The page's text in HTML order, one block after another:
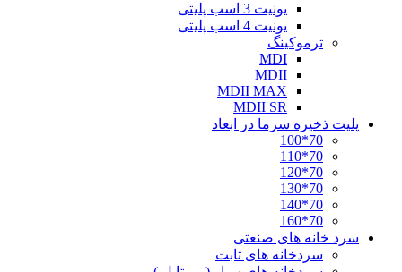
یونیت 3 اسب پلیتی
یونیت 4 اسب پلیتی
ترموکینگ
MDI
MDII
MDII MAX
MDII SR
پلیت ذخیره سرما در ابعاد
70*100
70*110
70*120
70*130
70*140
70*160
سرد خانه های صنعتی
سردخانه های ثابت